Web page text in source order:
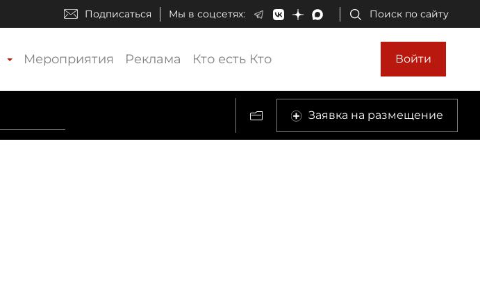
Подписаться Мы в соцсетях: Поиск по сайту
Мероприятия Реклама Кто есть Кто Войти
Заявка на размещение